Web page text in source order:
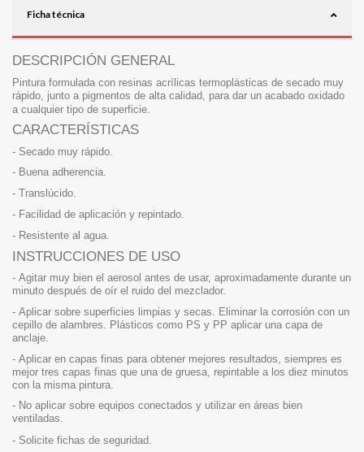
Ficha técnica
DESCRIPCIÓN GENERAL
Pintura formulada con resinas acrílicas termoplásticas de secado muy
rápido, junto a pigmentos de alta calidad, para dar un acabado oxidado
a cualquier tipo de superficie.
CARACTERÍSTICAS
- Secado muy rápido.
- Buena adherencia.
- Translúcido.
- Facilidad de aplicación y repintado.
- Resistente al agua.
INSTRUCCIONES DE USO
- Agitar muy bien el aerosol antes de usar, aproximadamente durante un
minuto después de oír el ruido del mezclador.
- Aplicar sobre superficies limpias y secas. Eliminar la corrosión con un
cepillo de alambres. Plásticos como PS y PP aplicar una capa de
anclaje.
- Aplicar en capas finas para obtener mejores resultados, siempres es
mejor tres capas finas que una de gruesa, repintable a los diez minutos
con la misma pintura.
- No aplicar sobre equipos conectados y utilizar en áreas bien
ventiladas.
- Solicite fichas de seguridad.